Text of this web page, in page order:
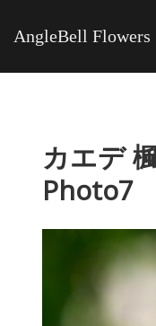
AngleBell Flowers
カエデ
Photo7